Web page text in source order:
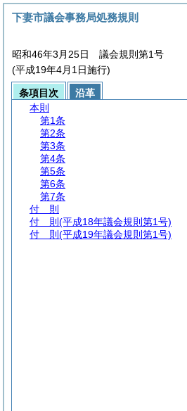
下妻市議会事務局処務規則
昭和46年3月25日 議会規則第1号
(平成19年4月1日施行)
条項目次
沿革
本則
第1条
第2条
第3条
第4条
第5条
第6条
第7条
付 則
付 則 (平成18年議会規則第1号)
付 則 (平成19年議会規則第1号)